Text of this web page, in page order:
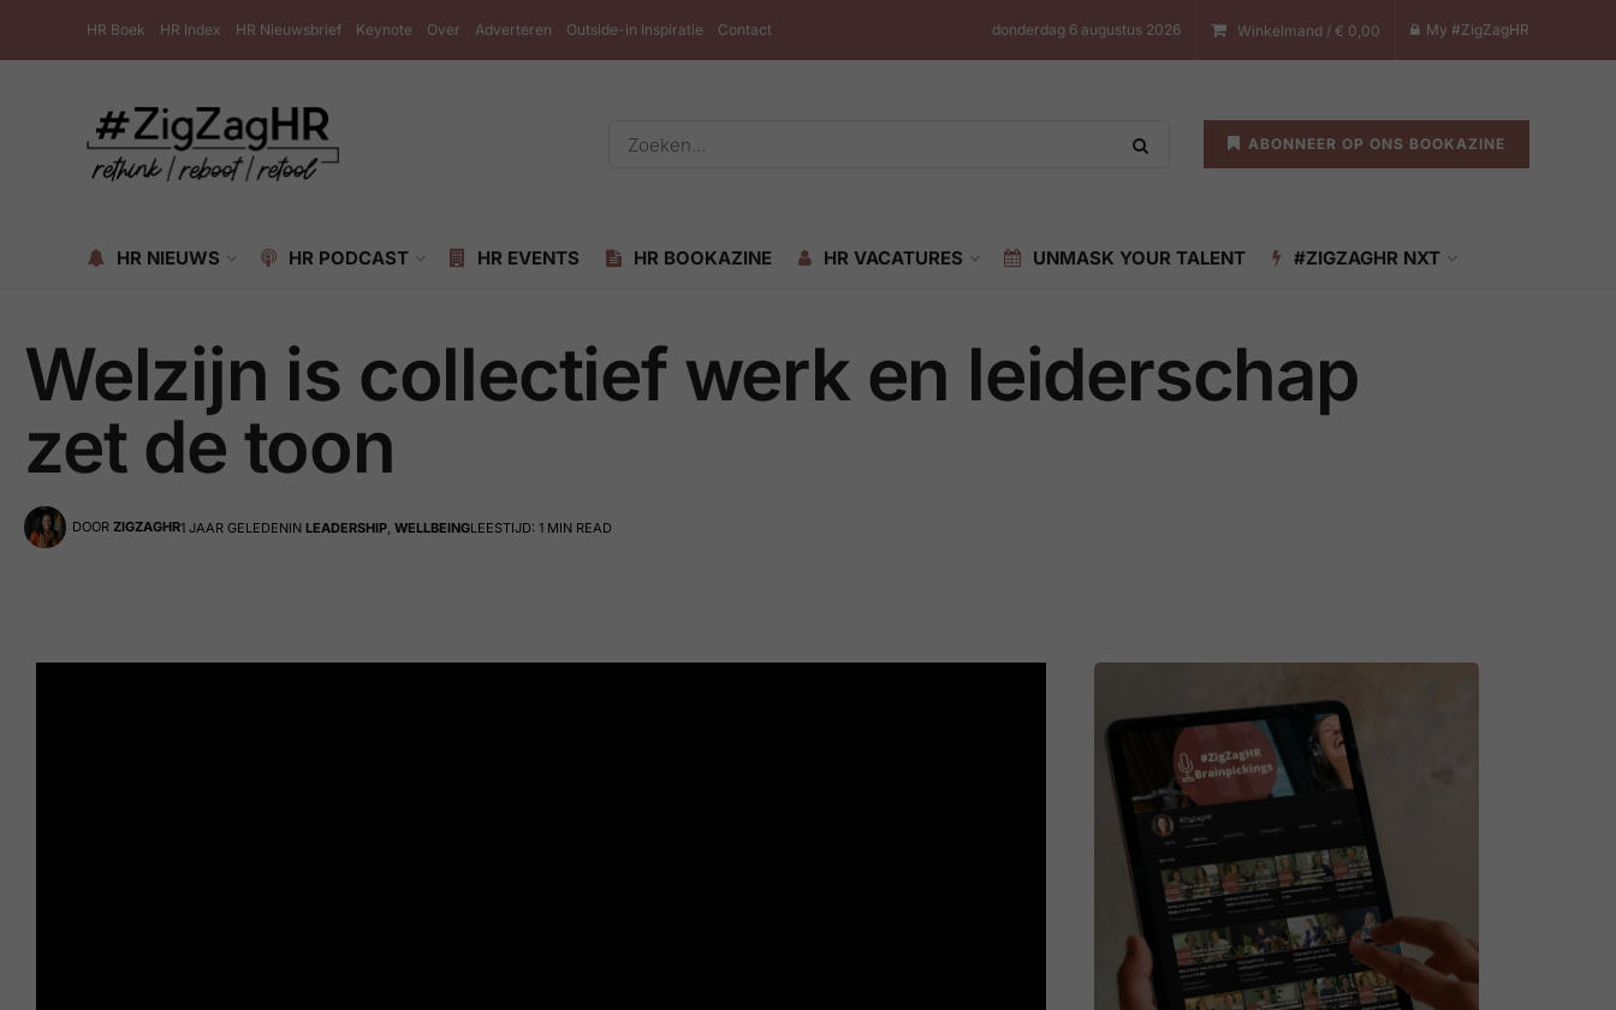
HR Boek HR Index HR Nieuwsbrief Keynote Over Adverteren Outside-in Inspiratie Contact donderdag 6 augustus 2026 Winkelmand / € 0,00 My #ZigZagHR
ABONNEER OP ONS BOOKAZINE
HR NIEUWS HR PODCAST HR EVENTS HR BOOKAZINE HR VACATURES UNMASK YOUR TALENT #ZIGZAGHR NXT
Welzijn is collectief werk en leiderschap
zet de toon
DOOR ZIGZAGHR1 JAAR GELEDENIN LEADERSHIP WELLBEINGLEESTIJD: 1 MIN READ